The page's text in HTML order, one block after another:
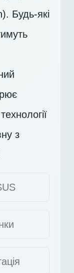
Будь-які
з